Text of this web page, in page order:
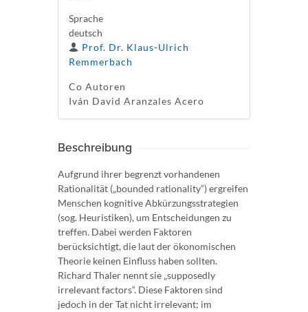
Sprache
deutsch
Prof. Dr. Klaus-Ulrich
Remmerbach
Co Autoren
Iván David Aranzales Acero
Beschreibung
Aufgrund ihrer begrenzt vorhandenen
Rationalität („bounded rationality“) ergreifen
Menschen kognitive Abkürzungsstrategien
(sog. Heuristiken), um Entscheidungen zu
treffen. Dabei werden Faktoren
berücksichtigt, die laut der ökonomischen
Theorie keinen Einfluss haben sollten.
Richard Thaler nennt sie „supposedly
irrelevant factors“. Diese Faktoren sind
jedoch in der Tat nicht irrelevant; im